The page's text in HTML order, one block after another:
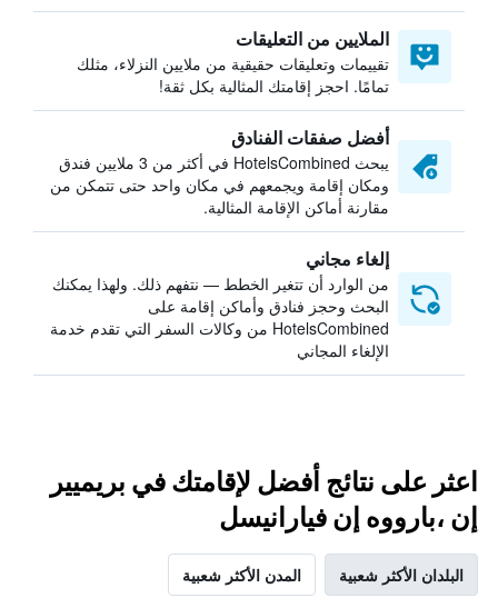
الملايين من التعليقات
تقييمات وتعليقات حقيقية من ملايين النزلاء، مثلك
تمامًا. احجز إقامتك المثالية بكل ثقة!
أفضل صفقات الفنادق
يبحث HotelsCombined في أكثر من 3 ملايين فندق
ومكان إقامة ويجمعهم في مكان واحد حتى تتمكن من
مقارنة أماكن الإقامة المثالية.
إلغاء مجاني
من الوارد أن تتغير الخطط — نتفهم ذلك. ولهذا يمكنك
البحث وحجز فنادق وأماكن إقامة على
HotelsCombined من وكالات السفر التي تقدم خدمة
الإلغاء المجاني
اعثر على نتائج أفضل لإقامتك في بريميير
إن ،بارووه إن فيارانيسل
البلدان الأكثر شعبية المدن الأكثر شعبية